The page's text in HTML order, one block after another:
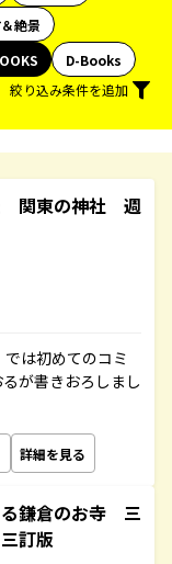
絶景
D-Books
絞り込み条件を追加
関東の神社 週
は初めてのコミ
が書きおろしまし
詳細を見る
鎌倉のお寺 三
訂版